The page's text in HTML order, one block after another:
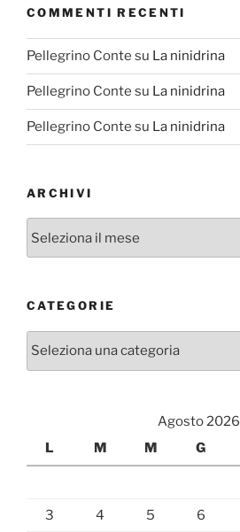
COMMENTI RECENTI
Pellegrino Conte su La ninidrina
Pellegrino Conte su La ninidrina
Pellegrino Conte su La ninidrina
ARCHIVI
CATEGORIE
Categorie
Agosto 2026
L
M M G
3 4 5 6